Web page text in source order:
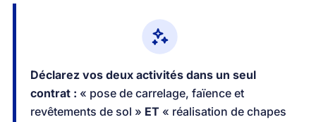
Déclarez vos deux activités dans un seul
contrat : « pose de carrelage, faïence et
revêtements de sol » ET « réalisation de chapes